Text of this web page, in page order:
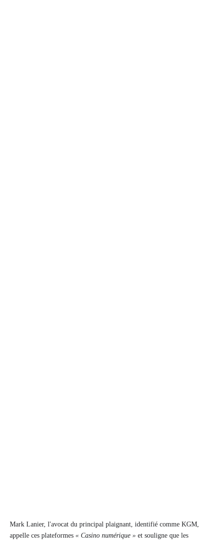
Mark Lanier, l'avocat du principal plaignant, identifié comme KGM,
appelle ces plateformes « Casino numérique » et souligne que les